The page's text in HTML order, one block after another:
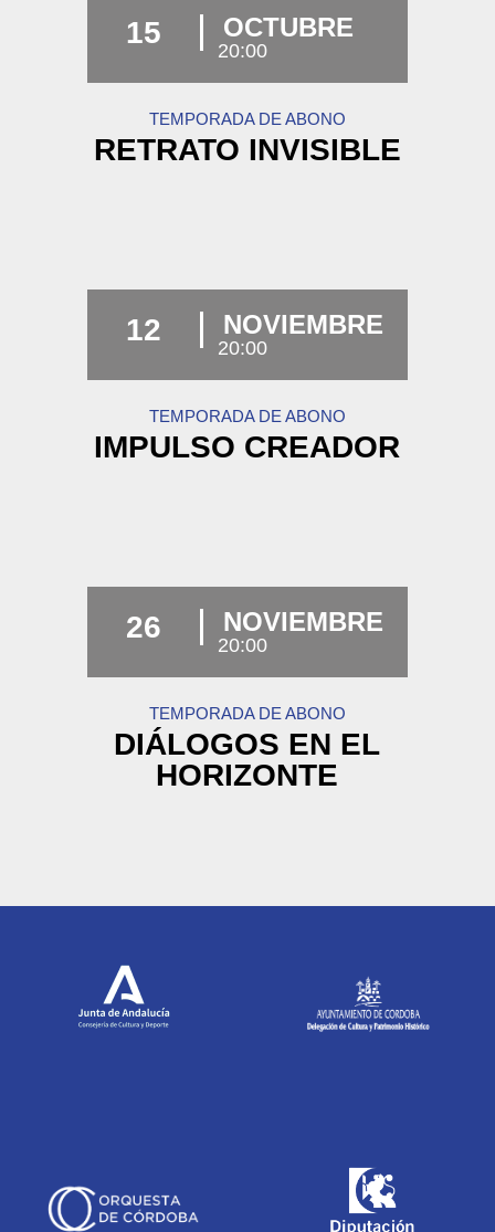
15 OCTUBRE
20:00
TEMPORADA DE ABONO
RETRATO INVISIBLE
12 NOVIEMBRE
20:00
TEMPORADA DE ABONO
IMPULSO CREADOR
26 NOVIEMBRE
20:00
TEMPORADA DE ABONO
DIÁLOGOS EN EL
HORIZONTE